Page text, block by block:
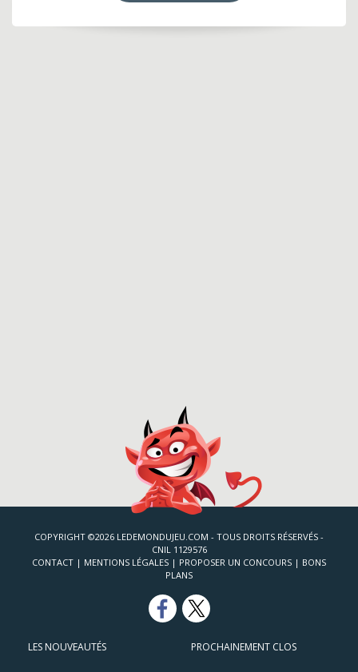
COPYRIGHT ©2026 LEDEMONDUJEU.COM - TOUS DROITS RÉSERVÉS -
CNIL 1129576
CONTACT | MENTIONS LÉGALES | PROPOSER UN CONCOURS | BONS
PLANS
LES NOUVEAUTÉS PROCHAINEMENT CLOS